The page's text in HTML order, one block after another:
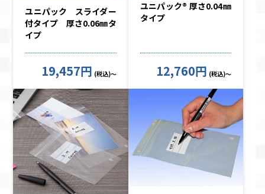
ユニパック スライダー
付タイプ 厚さ0.06㎜タ
イプ
19,457円 (税込)～
ユニパック® 厚さ0.04㎜
タイプ
12,760円 (税込)～